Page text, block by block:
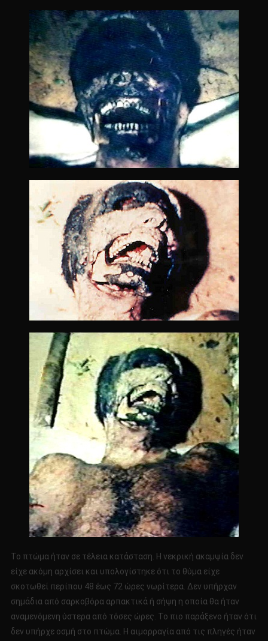
Το πτώμα ήταν σε τέλεια κατάσταση. Η νεκρική ακαμψία δεν
είχε ακόμη αρχίσει και υπολογίστηκε ότι το θύμα είχε
σκοτωθεί περίπου 48 έως 72 ώρες νωρίτερα. Δεν υπήρχαν
σημάδια από σαρκοβόρα αρπακτικά ή σήψη η οποία θα ήταν
αναμενόμενη ύστερα από τόσες ώρες. Το πιο παράξενο ήταν ότι
δεν υπήρχε οσμή στο πτώμα. Η αιμορραγία από τις πληγές ήταν